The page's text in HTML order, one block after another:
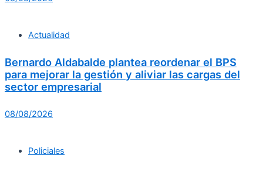
Actualidad
Bernardo Aldabalde plantea reordenar el BPS
para mejorar la gestión y aliviar las cargas del
sector empresarial
08/08/2026
Policiales